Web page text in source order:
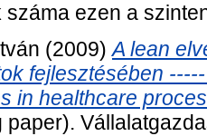
száma ezen a
(2009)A lean
fejlesztésében
in healthcare
paper).